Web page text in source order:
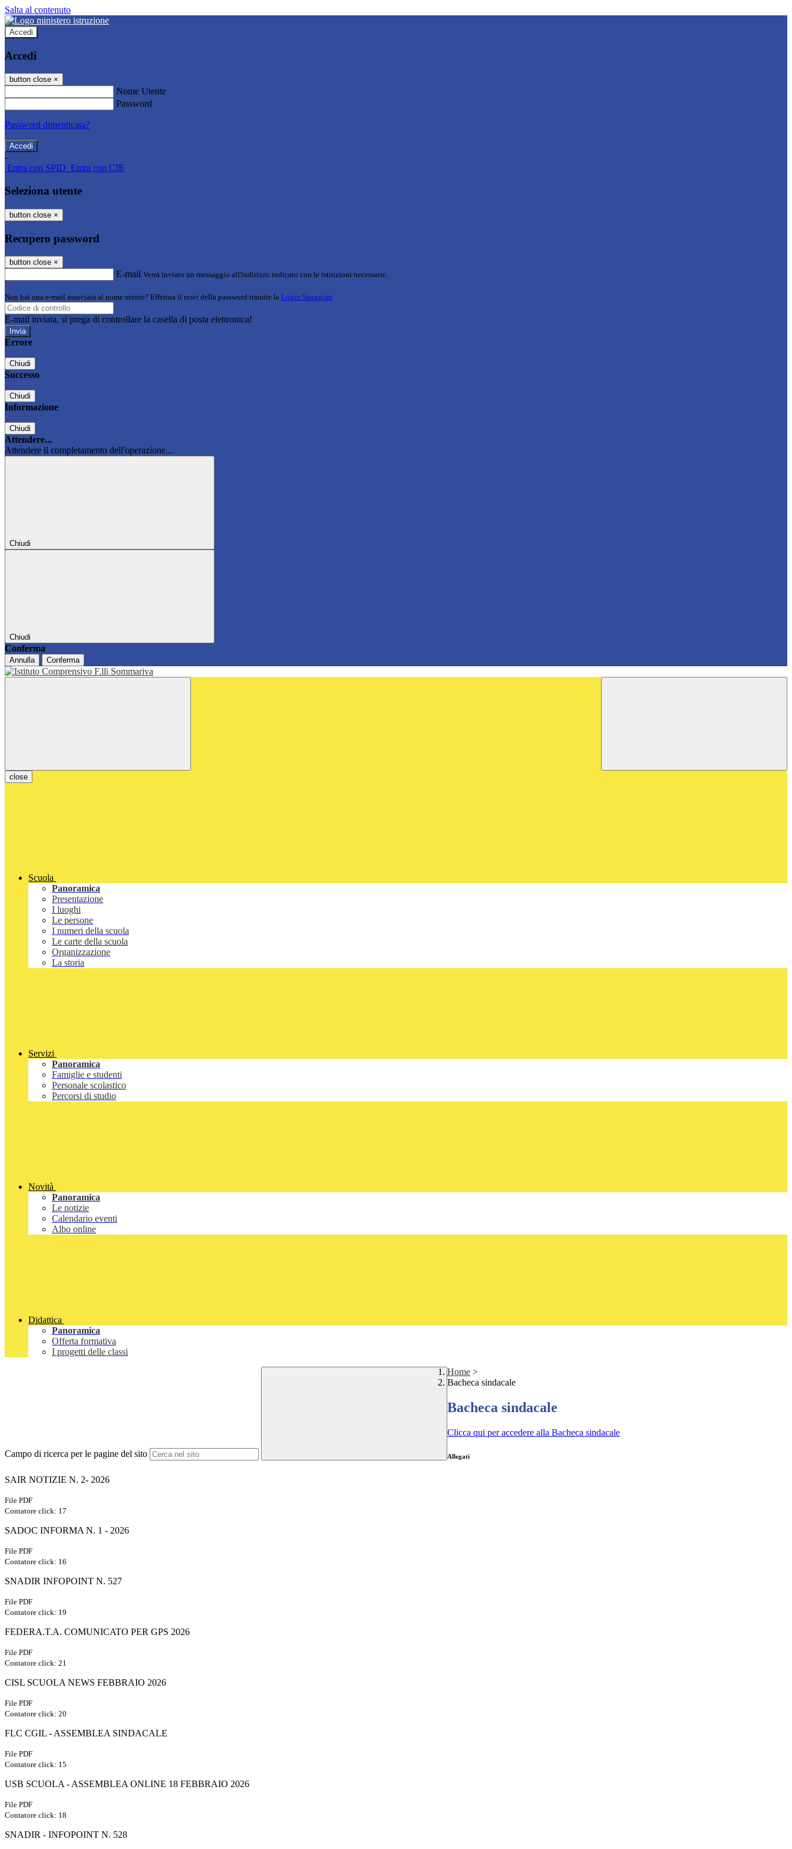
Salta al contenuto
Accedi
Accedi
button close ×
Nome Utente
Password
Password dimenticata?
-
Entra con SPID Entra con CIE
Seleziona utente
button close ×
Recupero password
button close ×
E-mail Verrà inviato un messaggio all'indirizzo indicato con le istruzioni necessarie.
Non hai una e-mail associata al nome utente? Effettua il reset della password tramite la Login Spaggiari
E-mail inviata, si prega di controllare la casella di posta elettronica!
Errore
Chiudi
Successo
Chiudi
Informazione
Chiudi
Attendere...
Attendere il completamento dell'operazione...
Chiudi
Chiudi
Conferma
Annulla Conferma
close
Scuola
Panoramica
Presentazione
I luoghi
Le persone
I numeri della scuola
Le carte della scuola
Organizzazione
La storia
Servizi
Panoramica
Famiglie e studenti
Personale scolastico
Percorsi di studio
Novità
Panoramica
Le notizie
Calendario eventi
Albo online
Didattica
Panoramica
Offerta formativa
I progetti delle classi
Campo di ricerca per le pagine del sito
Home >
Bacheca sindacale
Bacheca sindacale
Clicca qui per accedere alla Bacheca sindacale
Allegati
SAIR NOTIZIE N. 2- 2026
File PDF
Contatore click: 17
SADOC INFORMA N. 1 - 2026
File PDF
Contatore click: 16
SNADIR INFOPOINT N. 527
File PDF
Contatore click: 19
FEDERA.T.A. COMUNICATO PER GPS 2026
File PDF
Contatore click: 21
CISL SCUOLA NEWS FEBBRAIO 2026
File PDF
Contatore click: 20
FLC CGIL - ASSEMBLEA SINDACALE
File PDF
Contatore click: 15
USB SCUOLA - ASSEMBLEA ONLINE 18 FEBBRAIO 2026
File PDF
Contatore click: 18
SNADIR - INFOPOINT N. 528